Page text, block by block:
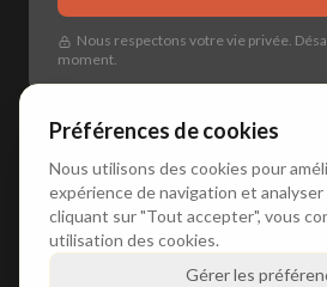
Nous respectons votre vie privée.
moment.
🇳🇱 Nederlands 🇬🇧 English 🇩🇪
Préférences de cookies
Nous utilisons des cookies pour
expérience de navigation et
cliquant sur "Tout accepter", vous
utilisation des cookies.
Gérer les